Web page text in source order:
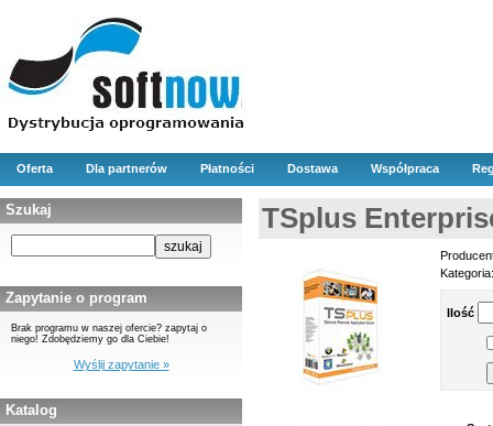
Oferta Dla partnerów Płatności Dostawa Współpraca
Szukaj
Zapytanie o program
Brak programu w naszej ofercie? zapytaj o
niego! Zdobędziemy go dla Ciebie!
Wyślij zapytanie »
Katalog
TSplus
Ilość